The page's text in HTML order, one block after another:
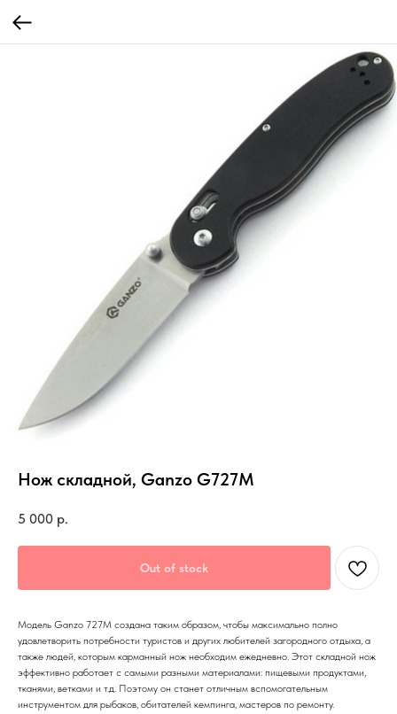
Нож складной, Ganzo G727M
5 000 р.
Out of stock
Модель Ganzo 727M создана таким образом, чтобы максимально полно
удовлетворить потребности туристов и других любителей загородного отдыха, а
также людей, которым карманный нож необходим ежедневно. Этот складной нож
эффективно работает с самыми разными материалами: пищевыми продуктами,
тканями, ветками и т.д. Поэтому он станет отличным вспомогательным
инструментом для рыбаков, обитателей кемпинга, мастеров по ремонту.